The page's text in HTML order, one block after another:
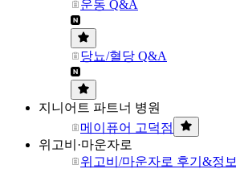
운동 Q&A
당뇨/혈당 Q&A
지니어트 파트너 병원
메이퓨어 고덕점
위고비·마운자로
위고비/마운자로 후기&정보